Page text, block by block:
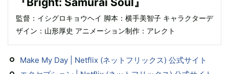
監督：イシグロキョウヘイ 脚本：横手美智子 キャラクターデ
ザイン：山形厚史 アニメーション制作：アレクト
Make My Day | Netflix (ネットフリックス) 公式サイト